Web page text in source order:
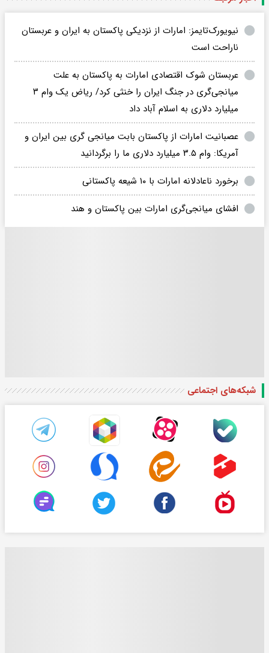
نیویورک‌تایمز: امارات از نزدیکی پاکستان به ایران و عربستان
ناراحت است
عربستان شوک اقتصادی امارات به پاکستان به علت
میانجی‌گری در جنگ ایران را خنثی کرد/ ریاض یک وام ۳
میلیارد دلاری به اسلام آباد داد
عصبانیت امارات از پاکستان بابت میانجی گری بین ایران و
آمریکا: وام ۳.۵ میلیارد دلاری ما را برگردانید
برخورد ناعادلانه امارات با ۱۰ شیعه پاکستانی
افشای میانجی‌گری امارات بین پاکستان و هند
شبکه‌های اجتماعی